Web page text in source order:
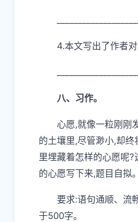
4.本文写出了作者
八、习作。
心愿,就像一粒刚刚
的土壤里,尽管渺小,却
里埋藏着怎样的心愿呢
的心愿写下来,题目自拟。
要求:语句通顺、流
于500字。